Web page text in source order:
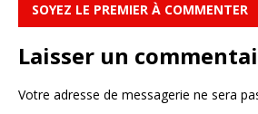
SOYEZ LE PREMIER À COMMENTER
Laisser un
Votre adresse de messagerie ne sera